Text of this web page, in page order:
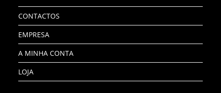
CONTACTOS
EMPRESA
A MINHA CONTA
LOJA